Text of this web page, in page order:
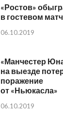
«Ростов»
в гостевом
06.10.2019
«Манчестер
на выезде
поражение
от «Ньюкасла»
06.10.2019